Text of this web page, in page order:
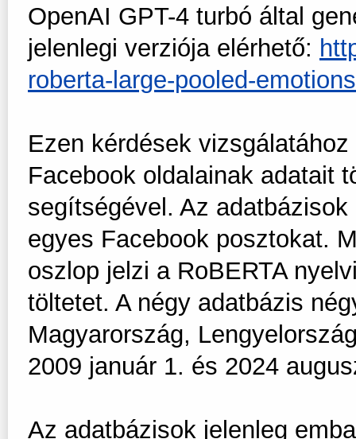
OpenAI GPT-4 turbó által
jelenlegi verziója elérhető:
roberta-large-pooled-
Ezen kérdések
Facebook oldalainak adatait
segítségével. Az
egyes Facebook posztokat.
oszlop jelzi a RoBERTA
töltetet. A négy adatbázis
Magyarország,
2009 január 1. és 2024
Az adatbázisok jelenleg